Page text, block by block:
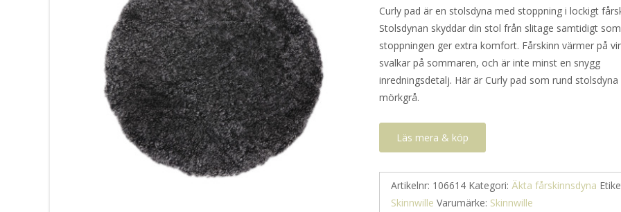
Curly pad är en stolsdyna med stoppning i lockigt
Stolsdynan skyddar din stol från slitage samtidigt som
stoppningen ger extra komfort. Fårskinn värmer på
svalkar på sommaren, och är inte minst en snygg
inredningsdetalj. Här är Curly pad som rund stolsdyna
mörkgrå.
Läs mera & köp
Artikelnr: 106614 Kategori:Äkta fårskinnsdyna
Skinnwille Varumärke: Skinnwille